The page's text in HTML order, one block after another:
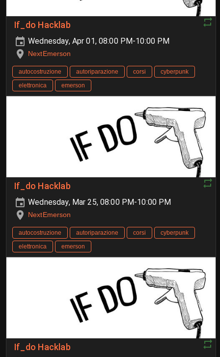
If_do Hacklab
Wednesday, Apr 01, 08:00 PM-10:00 PM
NextEmerson
autocostruzione autoriparazione corsi
cyberpunk
elettronica
emerson
If_do Hacklab
Wednesday, Mar 25, 08:00 PM-10:00 PM
NextEmerson
autocostruzione autoriparazione corsi
cyberpunk
elettronica
emerson
If_do Hacklab